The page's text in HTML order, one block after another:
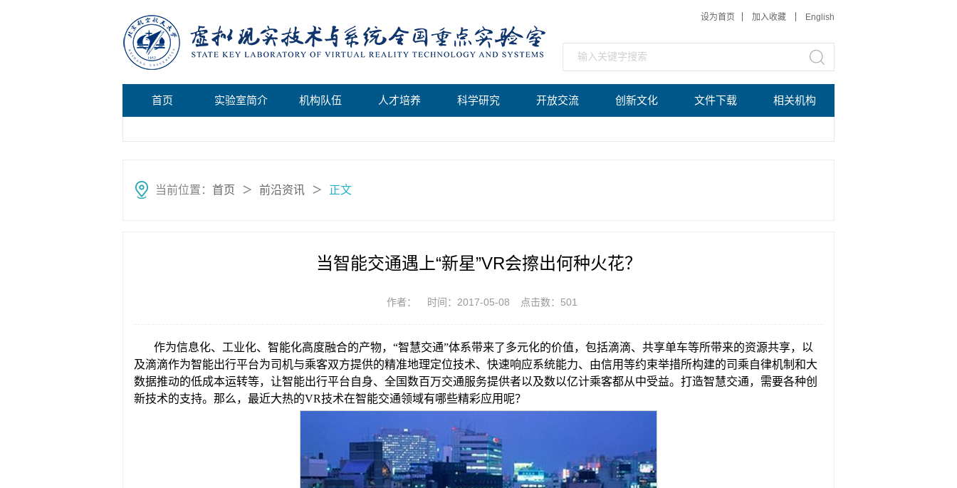
设为首页 加入收藏 English
首页 实验室简介 机构队伍 人才培养 科学研究 开放交流 创新文化 文件下载 相关机构
当前位置： 首页 ＞ 前沿资讯 ＞ 正文
当智能交通遇上“新星”VR会擦出何种火花？
作者： 时间：2017-05-08 点击数： 501
作为信息化、工业化、智能化高度融合的产物，“智慧交通”体系带来了多元化的价值，包括滴滴、共享单车等所带来的资源共享，以
及滴滴作为智能出行平台为司机与乘客双方提供的精准地理定位技术、快速响应系统能力、由信用等约束举措所构建的司乘自律机制和大
数据推动的低成本运转等，让智能出行平台自身、全国数百万交通服务提供者以及数以亿计乘客都从中受益。打造智慧交通，需要各种创
新技术的支持。那么，最近大热的VR技术在智能交通领域有哪些精彩应用呢？